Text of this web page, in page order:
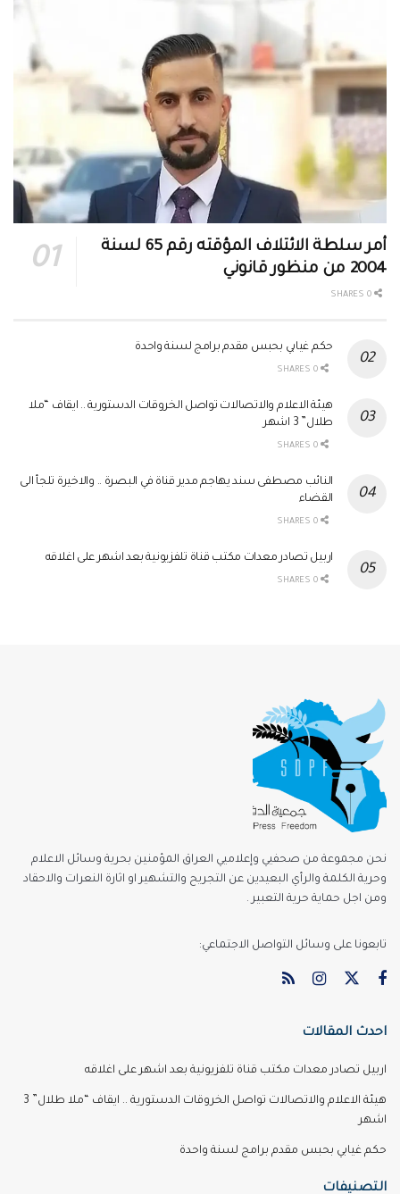
أمر سلطة الائتلاف المؤقته رقم 65 لسنة
2004 من منظور قانوني
حكم غيابي بحبس مقدم برامج لسنة واحدة
هيئة الاعلام والاتصالات تواصل الخروقات الدستورية .. ايقاف “ملا
طلال” 3 اشهر
النائب مصطفى سند يهاجم مدير قناة في البصرة .. والاخيرة تلجأ الى
القضاء
اربيل تصادر معدات مكتب قناة تلفزيونية بعد اشهر على اغلاقه
نحن مجموعة من صحفيي وإعلاميي العراق المؤمنين بحرية وسائل الاعلام
وحرية الكلمة والرأي البعيدين عن التجريح والتشهير او اثارة النعرات والاحقاد
ومن اجل حماية حرية التعبير .
تابعونا على وسائل التواصل الاجتماعي:
احدث المقالات
اربيل تصادر معدات مكتب قناة تلفزيونية بعد اشهر على اغلاقه
هيئة الاعلام والاتصالات تواصل الخروقات الدستورية .. ايقاف “ملا طلال” 3
اشهر
حكم غيابي بحبس مقدم برامج لسنة واحدة
التصنيفات